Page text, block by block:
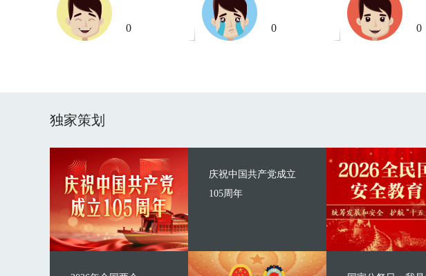
0 0 0
独家策划
庆祝中国共产党成立
105周年